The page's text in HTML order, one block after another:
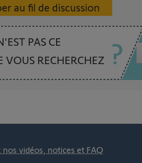
au fil de discussion
PAS CE
VOUS RECHERCHEZ
vidéos, notices et FAQ